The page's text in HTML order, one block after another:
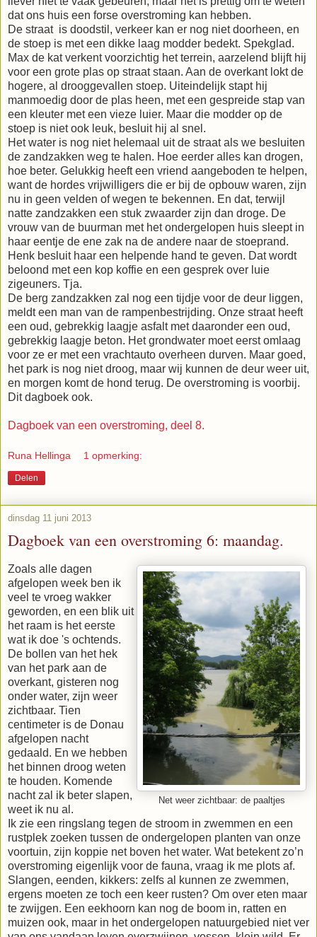
dat ons huis een forse overstroming kan hebben.
De straat is doodstil, verkeer kan er nog niet doorheen, en
de stoep is met een dikke laag modder bedekt. Spekglad.
Max de kat verkent voorzichtig het terrein, aarzelend blijft hij
voor een grote plas op straat staan. Aan de overkant lokt de
hogere, al drooggevallen stoep. Uiteindelijk stapt hij
manmoedig door de plas heen, met een gespreide stap van
een kleuter met een vieze luier. Maar die modder op de
stoep is niet ook leuk, besluit hij al snel.
Het water is nog niet helemaal uit de straat als we besluiten
de zandzakken weg te halen. Hoe eerder alles kan drogen,
hoe beter. Gelukkig heeft een vriend aangeboden te helpen,
want de hordes vrijwilligers die er bij de opbouw waren, zijn
nu in geen velden of wegen te bekennen. En dat, terwijl
natte zandzakken een stuk zwaarder zijn dan droge. De
vrouw van de buurman met het ondergelopen huis sleept in
haar eentje de ene zak na de andere naar de stoeprand.
Henk besluit haar een helpende hand te geven. Dat wordt
beloond met een kop koffie en een gesprek over luie
zigeuners. Tja.
De berg zandzakken zal nog een tijdje voor de deur liggen,
meldt een man van de rampenbestrijding. Onze straat heeft
een oud, gebrekkig laagje asfalt met daaronder een oud,
gebrekkig laagje beton. Het grondwater moet eerst omlaag
voor ze er met een vrachtauto overheen durven. Maar goed,
het park is nog niet droog, maar wij kunnen de deur weer uit,
en morgen komt de hond terug. De overstroming is voorbij.
Dit dagboek ook.
Dagboek van een overstroming, deel 8.
Runa Hellinga 1 opmerking:
Delen
dinsdag 11 juni 2013
Dagboek van een overstroming 6: maandag.
Net weer zichtbaar: de paaltjes
Zoals alle dagen
afgelopen week ben ik
veel te vroeg wakker
geworden, en een blik uit
het raam is het eerste
wat ik doe 's ochtends.
De bollen van het hek
van het park aan de
overkant, gisteren nog
onder water, zijn weer
zichtbaar. Tien
centimeter is de Donau
afgelopen nacht
gedaald. En we hebben
het binnen droog weten
te houden. Komende
nacht zal ik beter slapen,
weet ik nu al.
Ik zie een ringslang tegen de stroom in zwemmen en een
rustplek zoeken tussen de ondergelopen planten van onze
voortuin, zijn koppie net boven het water. Wat betekent zo’n
overstroming eigenlijk voor de fauna, vraag ik me plots af.
Slangen, eenden, kikkers: zelfs al kunnen ze zwemmen,
ergens moeten ze toch een keer rusten? Om over eten maar
te zwijgen. Een eekhoorn kan nog de boom in, ratten en
muizen ook, maar in het ondergelopen natuurgebied niet ver